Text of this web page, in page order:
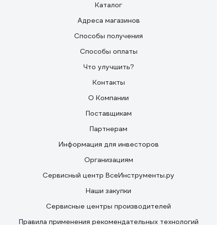
Каталог
Адреса магазинов
Способы получения
Способы оплаты
Что улучшить?
Контакты
О Компании
Поставщикам
Партнерам
Информация для инвесторов
Организациям
Сервисный центр ВсеИнструменты.ру
Наши закупки
Сервисные центры производителей
Правила применения рекомендательных технологий